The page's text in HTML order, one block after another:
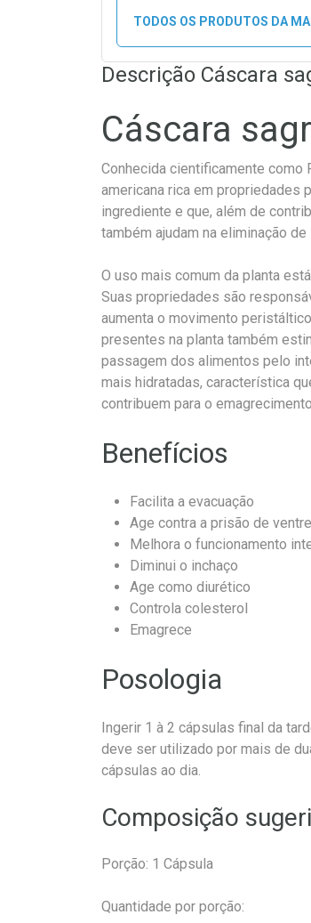
TODOS OS PRODUTOS DA
Descrição Cáscara
Cáscara
Conhecida cientificamente como
americana rica em propriedades
ingrediente e que, além de
também ajudam na eliminação
O uso mais comum da planta
Suas propriedades são
aumenta o movimento
presentes na planta também
passagem dos alimentos pelo
mais hidratadas, característica
contribuem para o
Benefícios
Facilita a evacuação
Age contra a prisão de ventre
Melhora o funcionamento
Diminui o inchaço
Age como diurético
Controla colesterol
Emagrece
Posologia
Ingerir 1 à 2 cápsulas final da
deve ser utilizado por mais de
cápsulas ao dia.
Composição
Porção: 1 Cápsula
Quantidade por porção: